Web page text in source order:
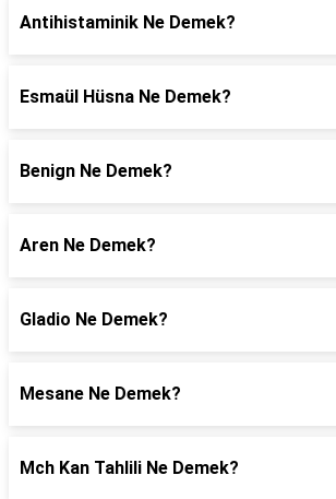
Antihistaminik Ne Demek?
Esmaül Hüsna Ne Demek?
Benign Ne Demek?
Aren Ne Demek?
Gladio Ne Demek?
Mesane Ne Demek?
Mch Kan Tahlili Ne Demek?